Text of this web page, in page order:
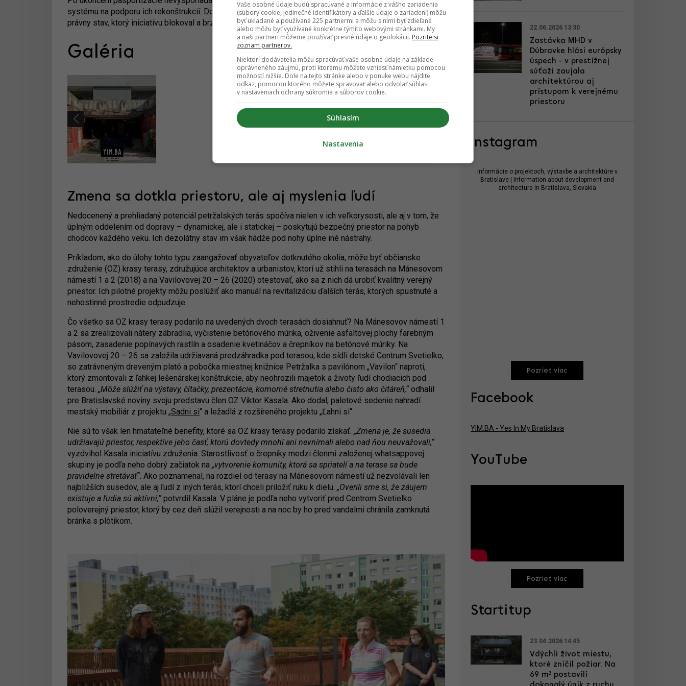
systému na podporu ich rekonštrukcií. Dovtedajšiu nečinnosť spôsoboval aj ich komplikovaný majetkovo-
právny stav, ktorý iniciatívu blokoval a brzdil.
Galéria
Zmena sa dotkla priestoru, ale aj myslenia ľudí
Nedocenený a prehliadaný potenciál petržalských terás spočíva nielen v ich veľkorysosti, ale aj v tom, že
úplným oddelením od dopravy – dynamickej, ale i statickej – poskytujú bezpečný priestor na pohyb
chodcov každého veku. Ich dezolátny stav im však hádže pod nohy úplne iné nástrahy.
Príkladom, ako do úlohy tohto typu zaangažovať obyvateľov dotknutého okolia, môže byť občianske
združenie (OZ) krasy terasy, združujúce architektov a urbanistov, ktorí už stihli na terasách na Mánesovom
námestí 1 a 2 (2018) a na Vavilovovej 20 – 26 (2020) otestovať, ako sa z nich dá urobiť kvalitný verejný
priestor. Ich pilotné projekty môžu poslúžiť ako manuál na revitalizáciu ďalších terás, ktorých spustnuté a
nehostinné prostredie odpudzuje.
Čo všetko sa OZ krasy terasy podarilo na uvedených dvoch terasách dosiahnuť? Na Mánesovov námestí 1
a 2 sa zrealizovali nátery zábradlia, vyčistenie betónového múrika, oživenie asfaltovej plochy farebným
pásom, zasadenie popínavých rastlín a osadenie kvetináčov a črepníkov na betónové múriky. Na
Vavilovovej 20 – 26 sa založila udržiavaná predzáhradka pod terasou, kde sídli detské Centrum Svetielko,
so zatrávneným dreveným plató a pobočka miestnej knižnice Petržalka s pavilónom „Vavilon“ naproti,
ktorý zmontovali z ľahkej lešenárskej konštrukcie, aby neohrozili majetok a životy ľudí chodiacich pod
terasou. „Môže slúžiť na výstavy, čítačky, prezentácie, komorné stretnutia alebo čisto ako čitáreň,“ odhalil
pre Bratislavské noviny svoju predstavu člen OZ Viktor Kasala. Ako dodal, paletové sedenie nahradí
mestský mobiliár z projektu „Sadni si“ a ležadlá z rozšíreného projektu „Ľahni si“.
Nie sú to však len hmatateľné benefity, ktoré sa OZ krasy terasy podarilo získať. „Zmena je, že susedia
udržiavajú priestor, respektíve jeho časť, ktorú dovtedy mnohí ani nevnímali alebo nad ňou neuvažovali,“
vyzdvihol Kasala iniciatívu združenia. Starostlivosť o črepníky medzi členmi založenej whatsappovej
skupiny je podľa neho dobrý začiatok na „vytvorenie komunity, ktorá sa spriatelí a na terase sa bude
pravidelne stretávať“. Ako poznamenal, na rozdiel od terasy na Mánesovom námestí už nezvolávali len
najbližších susedov, ale aj ľudí z iných terás, ktorí chceli priložiť ruku k dielu. „Overili sme si, že záujem
existuje a ľudia sú aktívni,“ potvrdil Kasala. V pláne je podľa neho vytvoriť pred Centrom Svetielko
poloverejný priestor, ktorý by cez deň slúžil verejnosti a na noc by ho pred vandalmi chránila zamknutá
bránka s plôtikom.
22.06.2026 13:30
Zastávka MHD v
Dúbravke hlási európsky
úspech - v prestížnej
súťaži zaujala
architektúrou aj
prístupom k verejnému
priestoru
Instagram
Informácie o projektoch, výstavbe a architektúre v
Bratislave | Information about development and
architecture in Bratislava, Slovakia
Pozrieť viac
Facebook
YIM.BA - Yes In My Bratislava
YouTube
Pozrieť viac
Startitup
23.04.2026 14:45
Vdýchli život miestu,
ktoré zničil požiar. Na
69 m² postavili
Vaše osobné údaje budú spracúvané a informácie z vášho zariadenia
(súbory cookie, jedinečné identifikátory a ďalšie údaje o zariadení) môžu
byť ukladané a používané 225 partnermi a môžu s nimi byť zdieľané
alebo môžu byť využívané konkrétne týmito webovými stránkami. My
a naši partneri môžeme používať presné údaje o geolokácii. Pozrite si
zoznam partnerov.
Niektorí dodávatelia môžu spracúvať vaše osobné údaje na základe
oprávneného záujmu, proti ktorému môžete vzniesť námietku pomocou
možností nižšie. Dole na tejto stránke alebo v ponuke webu nájdite
odkaz, pomocou ktorého môžete spravovať alebo odvolať súhlas
v nastaveniach ochrany súkromia a súborov cookie.
Súhlasím
Nastavenia